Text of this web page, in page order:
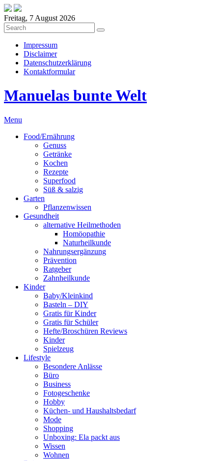
Freitag, 7 August 2026
Impressum
Disclaimer
Datenschutzerklärung
Kontaktformular
Manuelas bunte Welt
Menu
Food/Ernährung
Genuss
Getränke
Kochen
Rezepte
Superfood
Süß & salzig
Garten
Pflanzenwissen
Gesundheit
alternative Heilmethoden
Homöopathie
Naturheilkunde
Nahrungsergänzung
Prävention
Ratgeber
Zahnheilkunde
Kinder
Baby/Kleinkind
Basteln – DIY
Gratis für Kinder
Gratis für Schüler
Hefte/Broschüren Reviews
Kinder
Spielzeug
Lifestyle
Besondere Anlässe
Büro
Business
Fotogeschenke
Hobby
Küchen- und Haushaltsbedarf
Mode
Shopping
Unboxing: Ela packt aus
Wissen
Wohnen